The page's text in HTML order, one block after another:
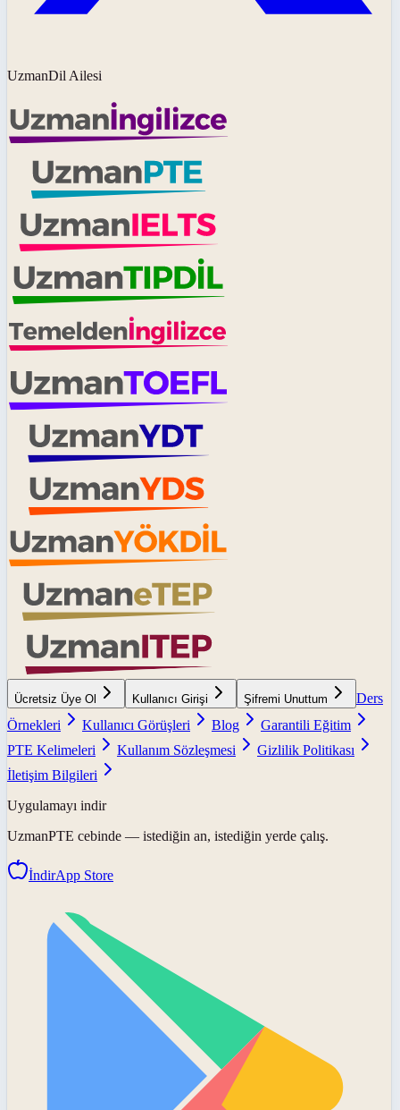
UzmanDil Ailesi
Ücretsiz Üye Ol Kullanıcı Girişi Şifremi Unuttum
Ders
Örnekleri
Kullanıcı Görüşleri Blog
Garantili Eğitim
PTE Kelimeleri
Kullanım Sözleşmesi
Gizlilik Politikası
İletişim Bilgileri
Uygulamayı indir
UzmanPTE cebinde — istediğin an, istediğin yerde çalış.
İndirApp Store